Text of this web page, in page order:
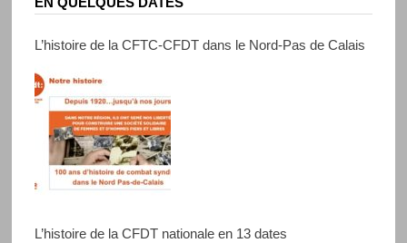
L’histoire de la CFTC-CFDT dans le Nord-Pas de Calais
L’histoire de la CFDT nationale en 13 dates